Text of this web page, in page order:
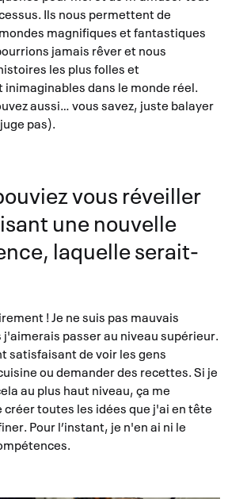
Ils nous permettent de
magnifiques et fantastiques
jamais rêver et nous
les plus folles et
dans le monde réel.
aussi… vous savez, juste balayer
pas).
vous réveiller
une nouvelle
laquelle serait-
! Je ne suis pas mauvais
passer au niveau supérieur.
satisfaisant de voir les gens
ou demander des recettes. Si je
au plus haut niveau, ça me
toutes les idées que j'ai en tête
Pour l’instant, je n'en ai ni le